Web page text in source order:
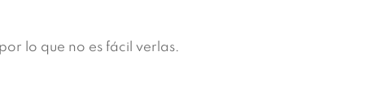
lo que no es fácil verlas.